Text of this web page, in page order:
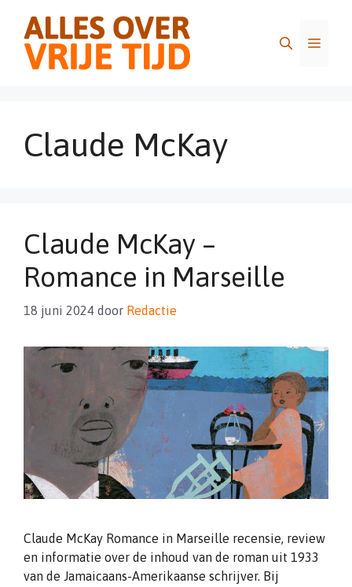
inhoud
Menu
Claude McKay
Claude McKay –
Romance in Marseille
18 juni 2024 door Redactie
Claude McKay Romance in Marseille recensie, review
en informatie over de inhoud van de roman uit 1933
van de Jamaicaans-Amerikaanse schrijver. Bij